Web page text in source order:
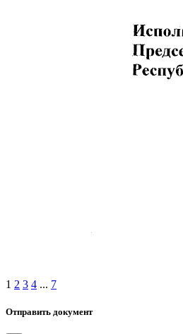
1 2 3 4 ... 7
Отправить документ